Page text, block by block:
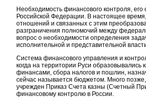
Необходимость финансового контроля,
Российской Федерации. В настоящее
отношений и связанных с этим
разграничения полномочий между
вопрос о необходимости определения
исполнительной и представительной
Система финансового управления и
когда на территории Руси образовывались
финансами, сбора налогов и пошлин,
сейчас называется бюджетом. Много
учрежден Приказ Счета казны (Счетный
финансовому контролю в России.